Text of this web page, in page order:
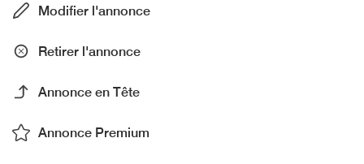
Modifier l'annonce
Retirer l'annonce
Annonce en Tête
Annonce Premium